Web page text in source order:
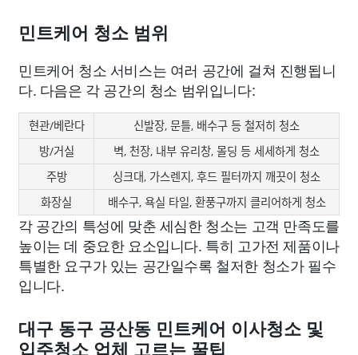
민트케어 청소 범위
민트케어 청소 서비스는 여러 공간에 걸쳐 진행됩니
다. 다음은 각 공간의 청소 범위입니다:
현관/베란다
신발장, 문틀, 배수구 등 철저히 청소
방/거실
벽, 천장, 내부 유리창, 몰딩 등 세세하게 청소
주방
싱크대, 가스렌지, 후드 필터까지 깨끗이 청소
화장실
배수구, 욕실 타일, 환풍구까지 클리어하게 청소
각 공간의 특성에 맞춘 세심한 청소는 고객 만족도를
높이는 데 중요한 요소입니다. 특히 고가전 제품이나
특별한 요구가 있는 공간일수록 철저한 청소가 필수
입니다.
대구 동구 공산동 민트케어 이사청소 및
입주청소 업체 고르는 꿀팁